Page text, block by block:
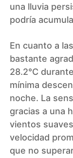
una lluvia
podría
En cuanto a
bastante
28.2°C
mínima
noche. La
gracias a una
vientos
velocidad
que no